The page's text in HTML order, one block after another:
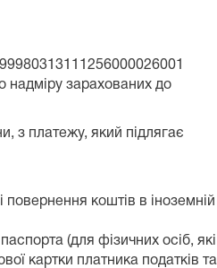
надміру зарахованих до
з платежу, який підлягає
коштів в іноземній
(для фізичних осіб, які
картки платника податків та